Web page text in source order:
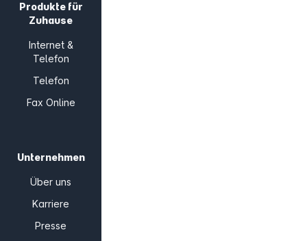
Produkte für
Zuhause
Internet &
Telefon
Telefon
Fax Online
Unternehmen
Über uns
Karriere
Presse